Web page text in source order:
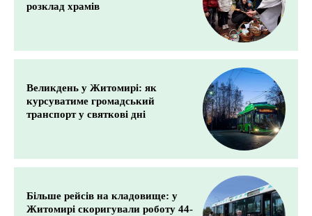
розклад храмів
Великдень у Житомирі: як
курсуватиме громадський
транспорт у святкові дні
Більше рейсів на кладовище: у
Житомирі скоригували роботу 44-